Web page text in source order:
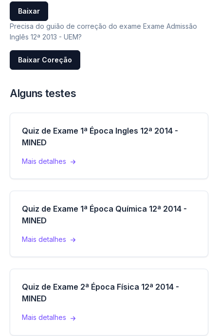
Baixar
Precisa do guião de correção do exame Exame Admissão
Inglês 12ª 2013 - UEM?
Baixar Coreção
Alguns testes
Quiz de Exame 1ª Época Ingles 12ª 2014 -
MINED
Mais detalhes
Quiz de Exame 1ª Época Química 12ª 2014 -
MINED
Mais detalhes
Quiz de Exame 2ª Época Física 12ª 2014 -
MINED
Mais detalhes